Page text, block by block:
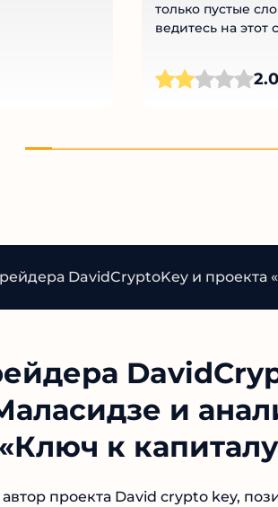
только пустые
ведитесь на этот
2.0
DavidCryptoKey и проекта
и
к
проекта David crypto key,